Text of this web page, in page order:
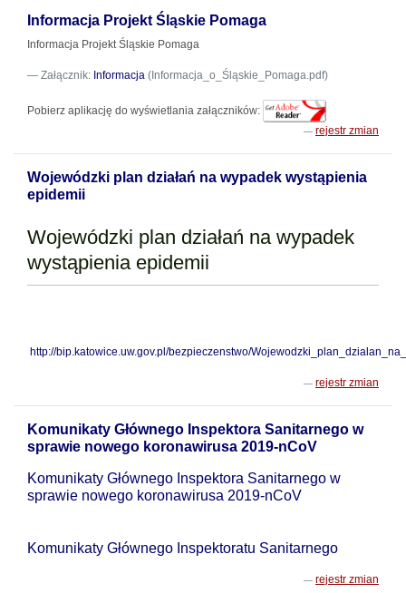
Informacja Projekt Śląskie Pomaga
Informacja Projekt Śląskie Pomaga
Załącznik: Informacja (Informacja_o_Śląskie_Pomaga.pdf)
Pobierz aplikację do wyświetlania załączników:
rejestr zmian
Wojewódzki plan działań na wypadek wystąpienia
epidemii
Wojewódzki plan działań na wypadek
wystąpienia epidemii
http://bip.katowice.uw.gov.pl/bezpieczenstwo/
rejestr zmian
Komunikaty Głównego Inspektora Sanitarnego w
sprawie nowego koronawirusa 2019-nCoV
Komunikaty Głównego Inspektora Sanitarnego w
sprawie nowego koronawirusa 2019-nCoV
Komunikaty Głównego Inspektoratu Sanitarnego
rejestr zmian